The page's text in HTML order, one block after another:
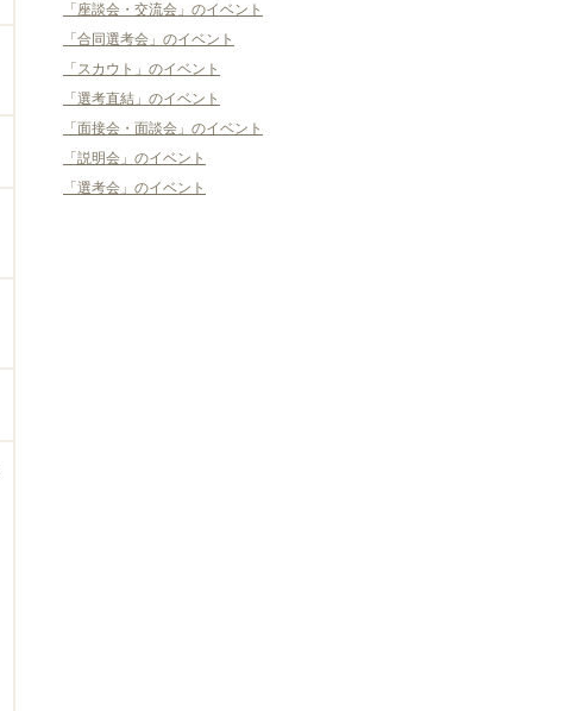
「座談会・交流会」のイベント
「合同選考会」のイベント
「スカウト」のイベント
「選考直結」のイベント
「面接会・面談会」のイベント
「説明会」のイベント
「選考会」のイベント